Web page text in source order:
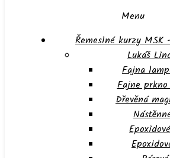
Menu
Řemeslné kurzy MSK
Lukáš
Fajna
Fajne
Dřevěná